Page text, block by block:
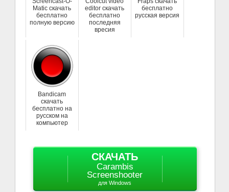
Matic скачать
бесплатно
полную версию
editor скачать
бесплатно
последняя
вресия
бесплатно
русская версия
Bandicam
скачать
бесплатно на
русском на
компьютер
СКАЧАТЬ
Carambis
Screenshooter
для Windows